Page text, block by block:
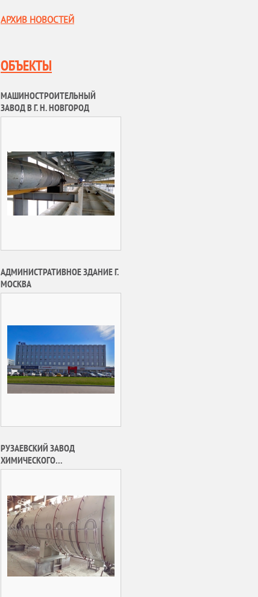
АРХИВ НОВОСТЕЙ
ОБЪЕКТЫ
МАШИНОСТРОИТЕЛЬНЫЙ
ЗАВОД В Г. Н. НОВГОРОД
АДМИНИСТРАТИВНОЕ ЗДАНИЕ Г.
МОСКВА
РУЗАЕВСКИЙ ЗАВОД
ХИМИЧЕСКОГО
МАШИНОСТРОЕНИЯ, АО